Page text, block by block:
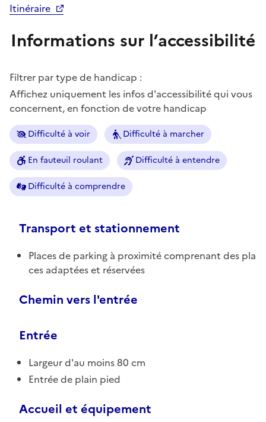
Itinéraire
Informations sur l’accessibilité
Filtrer par type de handicap :
Affichez uniquement les infos d'accessibilité qui vous
concernent, en fonction de votre handicap
Difficulté à voir Difficulté à marcher
En fauteuil roulant Difficulté à entendre
Difficulté à comprendre
Transport et stationnement
Places de parking à proximité comprenant des pla
ces adaptées et réservées
Chemin vers l'entrée
Entrée
Largeur d'au moins 80 cm
Entrée de plain pied
Accueil et équipement